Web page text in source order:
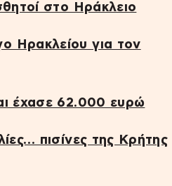
στο Ηράκλειο
Ηρακλείου για τον
έχασε 62.000 ευρώ
πισίνες της Κρήτης